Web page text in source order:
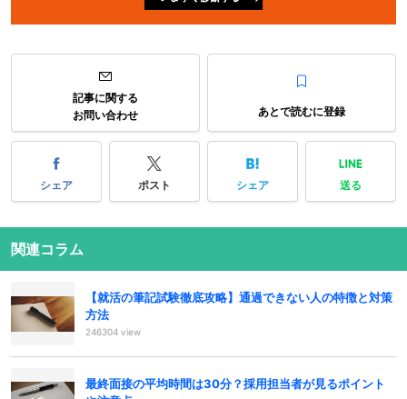
記事に関する
お問い合わせ
あとで読むに登録
シェア ポスト シェア 送る
関連コラム
【就活の筆記試験徹底攻略】通過できない人の特徴と対策
方法
246304 view
最終面接の平均時間は30分？採用担当者が見るポイント